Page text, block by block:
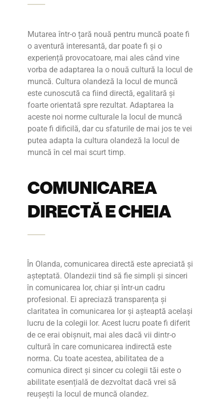
Mutarea într-o țară nouă pentru muncă poate fi
o aventură interesantă, dar poate fi și o
experiență provocatoare, mai ales când vine
vorba de adaptarea la o nouă cultură la locul de
muncă. Cultura olandeză la locul de muncă
este cunoscută ca fiind directă, egalitară și
foarte orientată spre rezultat. Adaptarea la
aceste noi norme culturale la locul de muncă
poate fi dificilă, dar cu sfaturile de mai jos te vei
putea adapta la cultura olandeză la locul de
muncă în cel mai scurt timp.
COMUNICAREA
DIRECTĂ E CHEIA
În Olanda, comunicarea directă este apreciată și
așteptată. Olandezii tind să fie simpli și sinceri
în comunicarea lor, chiar și într-un cadru
profesional. Ei apreciază transparența și
claritatea în comunicarea lor și așteaptă același
lucru de la colegii lor. Acest lucru poate fi diferit
de ce erai obișnuit, mai ales dacă vii dintr-o
cultură în care comunicarea indirectă este
norma. Cu toate acestea, abilitatea de a
comunica direct și sincer cu colegii tăi este o
abilitate esențială de dezvoltat dacă vrei să
reușești la locul de muncă olandez.